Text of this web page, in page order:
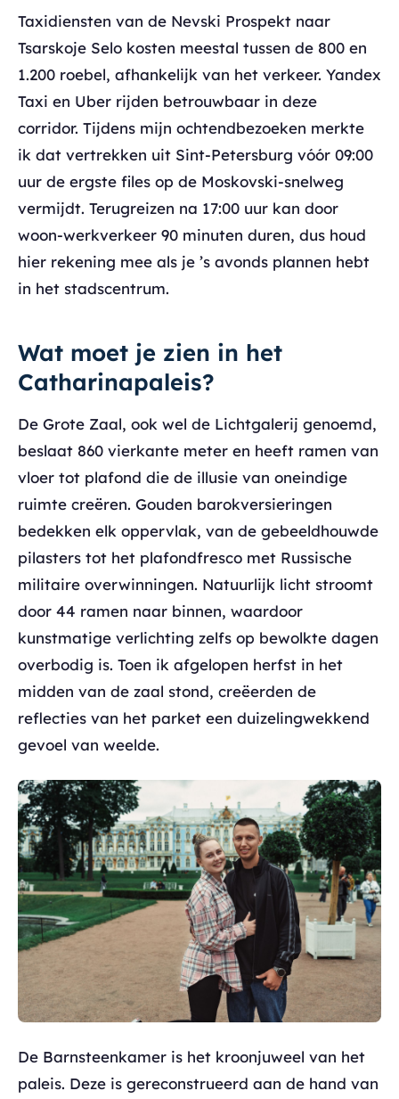
Taxidiensten van de Nevski Prospekt naar
Tsarskoje Selo kosten meestal tussen de 800 en
1.200 roebel, afhankelijk van het verkeer. Yandex
Taxi en Uber rijden betrouwbaar in deze
corridor. Tijdens mijn ochtendbezoeken merkte
ik dat vertrekken uit Sint-Petersburg vóór 09:00
uur de ergste files op de Moskovski-snelweg
vermijdt. Terugreizen na 17:00 uur kan door
woon-werkverkeer 90 minuten duren, dus houd
hier rekening mee als je ’s avonds plannen hebt
in het stadscentrum.
Wat moet je zien in het
Catharinapaleis?
De Grote Zaal, ook wel de Lichtgalerij genoemd,
beslaat 860 vierkante meter en heeft ramen van
vloer tot plafond die de illusie van oneindige
ruimte creëren. Gouden barokversieringen
bedekken elk oppervlak, van de gebeeldhouwde
pilasters tot het plafondfresco met Russische
militaire overwinningen. Natuurlijk licht stroomt
door 44 ramen naar binnen, waardoor
kunstmatige verlichting zelfs op bewolkte dagen
overbodig is. Toen ik afgelopen herfst in het
midden van de zaal stond, creëerden de
reflecties van het parket een duizelingwekkend
gevoel van weelde.
De Barnsteenkamer is het kroonjuweel van het
paleis. Deze is gereconstrueerd aan de hand van